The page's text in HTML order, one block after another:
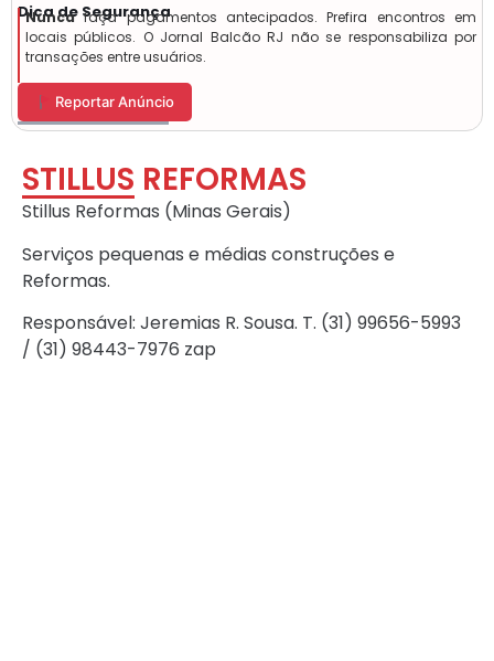
Dica de Segurança
Nuncafaça pagamentos antecipados. Prefira encontros em
locais públicos. O Jornal Balcão RJ não se responsabiliza por
transações entre usuários.
Reportar Anúncio
STILLUS REFORMAS
Stillus Reformas (Minas Gerais)
Serviços pequenas e médias construções e
Reformas.
Responsável: Jeremias R. Sousa. T. (31) 99656-5993
/ (31) 98443-7976 zap